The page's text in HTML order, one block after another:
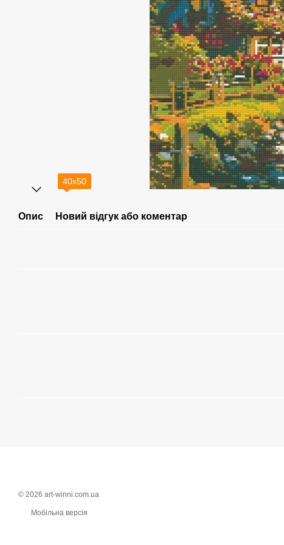
40х50
Опис Новий відгук або коментар
© 2026 art-winni.com.ua
Мобільна версія